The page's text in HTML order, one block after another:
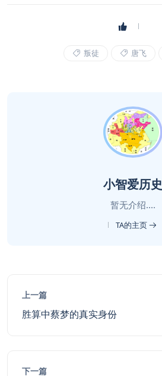
叛徒 唐飞
小智爱历史
暂无介绍....
TA的主页
上一篇
胜算中蔡梦的真实身份
下一篇